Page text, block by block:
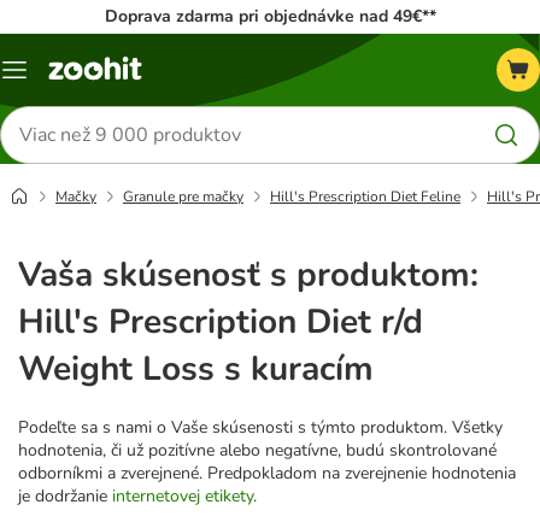
Doprava zdarma pri objednávke nad 49€**
Kategórie
Hľadať
produkty
Mačky Granule pre mačky Hill's Prescription Diet Feline Hill's
Vaša skúsenosť s produktom:
Hill's Prescription Diet r/d
Weight Loss s kuracím
Podeľte sa s nami o Vaše skúsenosti s týmto produktom. Všetky
hodnotenia, či už pozitívne alebo negatívne, budú skontrolované
odborníkmi a zverejnené. Predpokladom na zverejnenie hodnotenia
je dodržanie internetovej etikety.